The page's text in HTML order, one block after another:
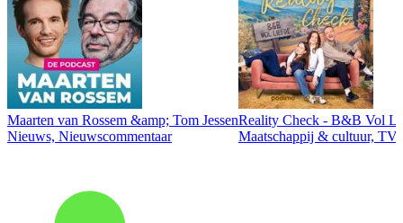
Maarten van Rossem &amp; Tom Jessen
Nieuws, Nieuwscommentaar
Reality Check - B&B Vol
Maatschappij & cultuur,